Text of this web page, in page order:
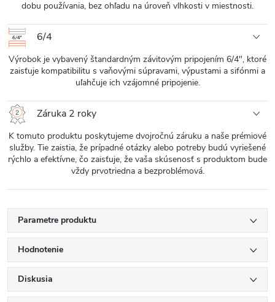
dobu používania, bez ohľadu na úroveň vlhkosti v miestnosti.
6/4
Výrobok je vybavený štandardným závitovým pripojením 6/4", ktoré
zaisťuje kompatibilitu s vaňovými súpravami, výpustami a sifónmi a
uľahčuje ich vzájomné pripojenie.
Záruka 2 roky
K tomuto produktu poskytujeme dvojročnú záruku a naše prémiové
služby. Tie zaistia, že prípadné otázky alebo potreby budú vyriešené
rýchlo a efektívne, čo zaisťuje, že vaša skúsenosť s produktom bude
vždy prvotriedna a bezproblémová.
Parametre produktu
Hodnotenie
Diskusia